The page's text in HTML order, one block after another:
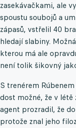
zasekávačkami, ale
spoustu soubojů a
zápasů, vstřelil 40
hledají slabiny.
kterou má ale
není tolik šikovný
S trenérem
dost možné, že v létě
agent prozradil, že
protože znal jeho